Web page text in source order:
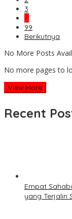
3
…
99
Berikutnya
No More Posts
No more pages to
View More
Recent
Empat
yang Terjalin